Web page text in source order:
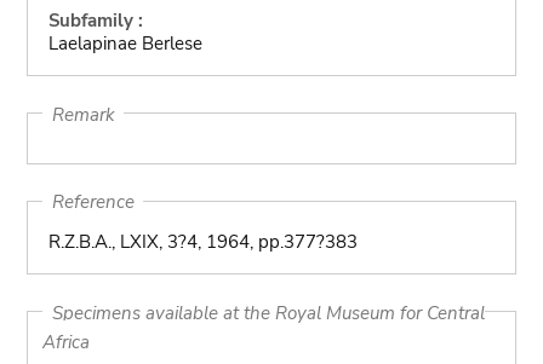
Subfamily :
Laelapinae Berlese
Remark
Reference
R.Z.B.A., LXIX, 3?4, 1964, pp.377?383
Specimens available at the Royal Museum for Central
Africa